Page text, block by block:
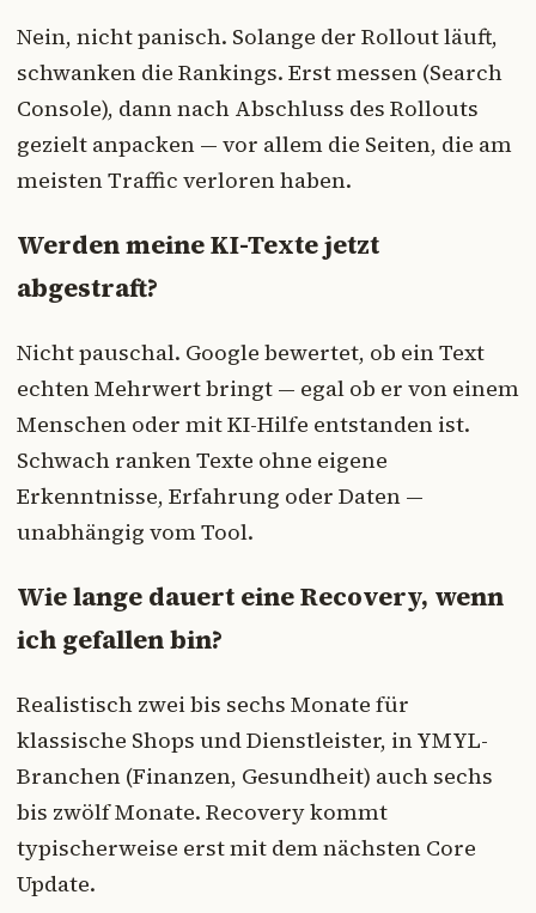
Nein, nicht panisch. Solange der Rollout läuft,
schwanken die Rankings. Erst messen (Search
Console), dann nach Abschluss des Rollouts
gezielt anpacken — vor allem die Seiten, die am
meisten Traffic verloren haben.
Werden meine KI-Texte jetzt
abgestraft?
Nicht pauschal. Google bewertet, ob ein Text
echten Mehrwert bringt — egal ob er von einem
Menschen oder mit KI-Hilfe entstanden ist.
Schwach ranken Texte ohne eigene
Erkenntnisse, Erfahrung oder Daten —
unabhängig vom Tool.
Wie lange dauert eine Recovery, wenn
ich gefallen bin?
Realistisch zwei bis sechs Monate für
klassische Shops und Dienstleister, in YMYL-
Branchen (Finanzen, Gesundheit) auch sechs
bis zwölf Monate. Recovery kommt
typischerweise erst mit dem nächsten Core
Update.